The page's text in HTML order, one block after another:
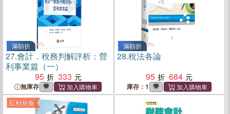
滿額折
27.會計．稅務判解評析：營
利事業篇（一）
95
333
無庫存
滿額折
28.稅法各論
95
684
庫存：1
紅利兌換